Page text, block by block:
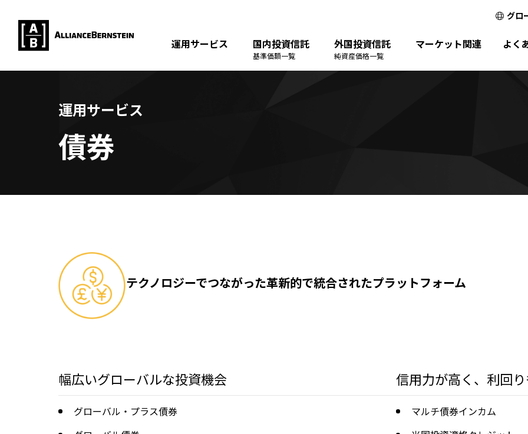
グロ
運用サービス 国内投資信託
基準価額一覧
外国投資信託
純資産価格一覧
マーケット関連 よく
運用サービス
債券
テクノロジーでつながった革新的で統合されたプラットフォーム
幅広いグローバルな投資機会
グローバル・プラス債券
信用力が高く、利回
マルチ債券インカム